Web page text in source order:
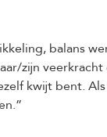
balans
zijn
kwijt bent.